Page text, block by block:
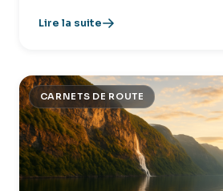
Lire la suite
CARNETS DE ROUTE